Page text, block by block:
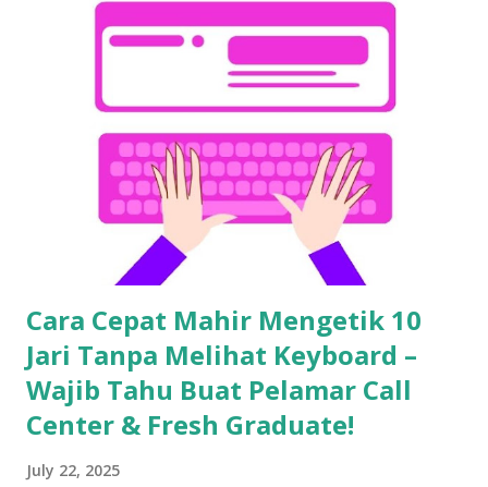
Cara Cepat Mahir Mengetik 10
Jari Tanpa Melihat Keyboard –
Wajib Tahu Buat Pelamar Call
Center & Fresh Graduate!
July 22, 2025